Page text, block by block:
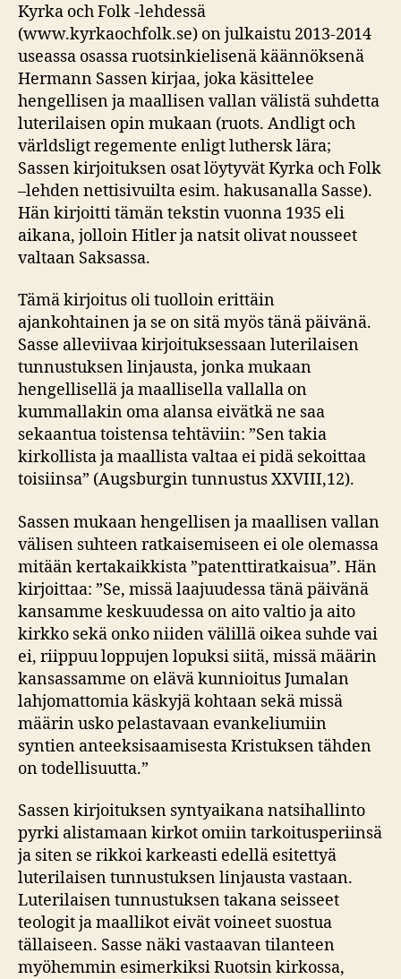
Kyrka och Folk -lehdessä
(www.kyrkaochfolk.se) on julkaistu 2013-2014
useassa osassa ruotsinkielisenä käännöksenä
Hermann Sassen kirjaa, joka käsittelee
hengellisen ja maallisen vallan välistä suhdetta
luterilaisen opin mukaan (ruots. Andligt och
världsligt regemente enligt luthersk lära;
Sassen kirjoituksen osat löytyvät Kyrka och Folk
–lehden nettisivuilta esim. hakusanalla Sasse).
Hän kirjoitti tämän tekstin vuonna 1935 eli
aikana, jolloin Hitler ja natsit olivat nousseet
valtaan Saksassa.
Tämä kirjoitus oli tuolloin erittäin
ajankohtainen ja se on sitä myös tänä päivänä.
Sasse alleviivaa kirjoituksessaan luterilaisen
tunnustuksen linjausta, jonka mukaan
hengellisellä ja maallisella vallalla on
kummallakin oma alansa eivätkä ne saa
sekaantua toistensa tehtäviin: ”Sen takia
kirkollista ja maallista valtaa ei pidä sekoittaa
toisiinsa” (Augsburgin tunnustus XXVIII,12).
Sassen mukaan hengellisen ja maallisen vallan
välisen suhteen ratkaisemiseen ei ole olemassa
mitään kertakaikkista ”patenttiratkaisua”. Hän
kirjoittaa: ”Se, missä laajuudessa tänä päivänä
kansamme keskuudessa on aito valtio ja aito
kirkko sekä onko niiden välillä oikea suhde vai
ei, riippuu loppujen lopuksi siitä, missä määrin
kansassamme on elävä kunnioitus Jumalan
lahjomattomia käskyjä kohtaan sekä missä
määrin usko pelastavaan evankeliumiin
syntien anteeksisaamisesta Kristuksen tähden
on todellisuutta.”
Sassen kirjoituksen syntyaikana natsihallinto
pyrki alistamaan kirkot omiin tarkoitusperiinsä
ja siten se rikkoi karkeasti edellä esitettyä
luterilaisen tunnustuksen linjausta vastaan.
Luterilaisen tunnustuksen takana seisseet
teologit ja maallikot eivät voineet suostua
tällaiseen. Sasse näki vastaavan tilanteen
myöhemmin esimerkiksi Ruotsin kirkossa,